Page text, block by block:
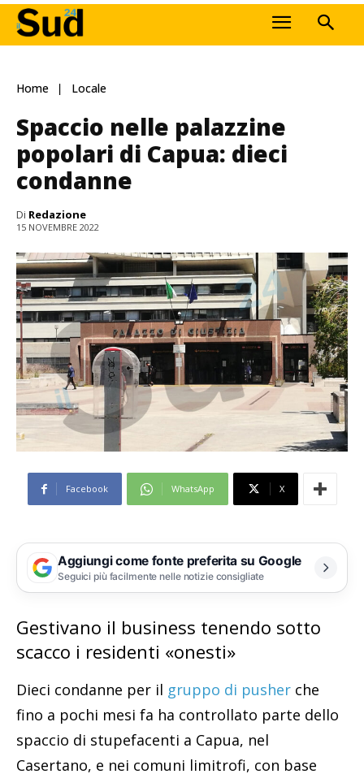
Home Locale
Spaccio nelle palazzine
popolari di Capua: dieci
condanne
Di Redazione
15 NOVEMBRE 2022
Facebook WhatsApp X
Aggiungi come fonte preferita su Google
Seguici più facilmente nelle notizie consigliate
Gestivano il business tenendo sotto
scacco i residenti «onesti»
Dieci condanne per il gruppo di pusher che
fino a pochi mesi fa ha controllato parte dello
spaccio di stupefacenti a Capua, nel
Casertano, e nei comuni limitrofi, con base